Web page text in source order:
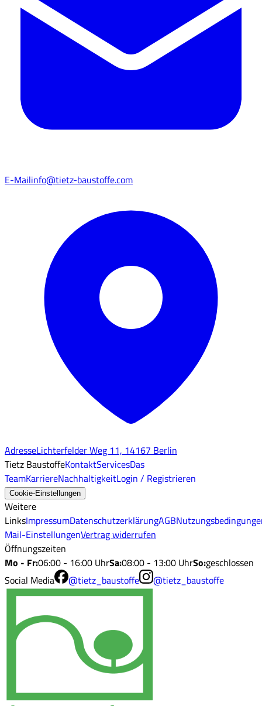
E-Mailinfo@tietz-baustoffe.com
AdresseLichterfelder Weg 11, 14167 Berlin
Tietz BaustoffeKontaktServicesDas
TeamKarriereNachhaltigkeitLogin / Registrieren
Cookie-Einstellungen
Weitere
LinksImpressumDatenschutzerklärungAGB
Mail-EinstellungenVertrag widerrufen
Öffnungszeiten
Mo - Fr:06:00 - 16:00 UhrSa:08:00 - 13:00 UhrSo:geschlossen
Social Media
@tietz_baustoffe @tietz_baustoffe